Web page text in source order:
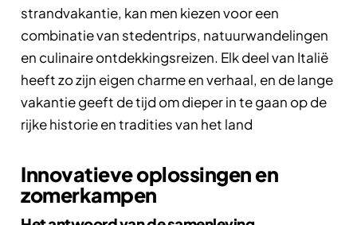
strandvakantie, kan men kiezen voor een
combinatie van stedentrips, natuurwandelingen
en culinaire ontdekkingsreizen. Elk deel van Italië
heeft zo zijn eigen charme en verhaal, en de lange
vakantie geeft de tijd om dieper in te gaan op de
rijke historie en tradities van het land
Innovatieve oplossingen en
zomerkampen